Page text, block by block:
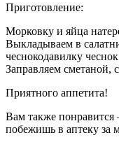
Приготовление:
Морковку и яйца
Выкладываем в
чеснокодавилку
Заправляем
Приятного аппетита!
Вам также
побежишь в аптеку за